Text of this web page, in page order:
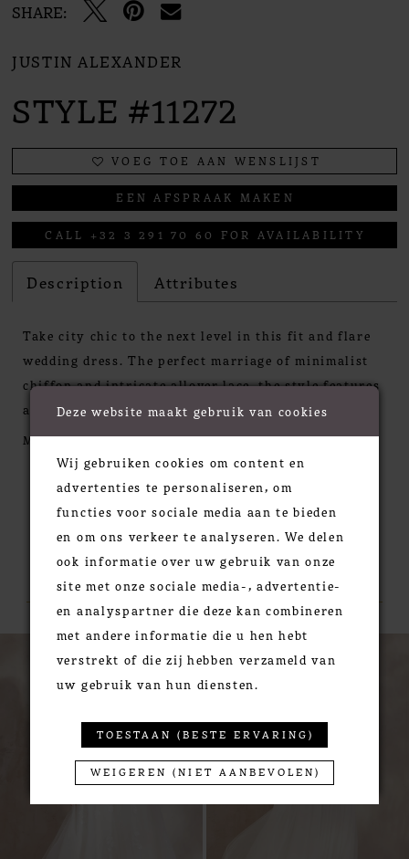
SHARE:
JUSTIN ALEXANDER
STYLE #11272
VOEG TOE AAN WENSLIJST
EEN AFSPRAAK MAKEN
CALL +32 3 291 70 60 FOR AVAILABILITY
Description Attributes
Take city chic to the next level in this fit and flare
wedding dress. The perfect marriage of minimalist
chiffon and intricate allover lace, the style features
a plunging V-neckline accented with side cutouts
and a flattering V-back. A pleated chiffon waistband
slims the figure before creating a delicate self-tie
bow at the back. A scalloped lace with eyelash trim
details the hem and finishes off the sweep length
train.
MORE
RELATED PRODUCTS
Products
Carousel
PAUSE AUTOPLAY
PREVIOUS SLIDE
NEXT SLIDE
Deze website maakt gebruik van cookies
Wij gebruiken cookies om content en
advertenties te personaliseren, om
functies voor sociale media aan te bieden
en om ons verkeer te analyseren. We delen
ook informatie over uw gebruik van onze
site met onze sociale media-, advertentie-
en analyspartner die deze kan combineren
met andere informatie die u hen hebt
verstrekt of die zij hebben verzameld van
uw gebruik van hun diensten.
TOESTAAN (BESTE ERVARING)
WEIGEREN (NIET AANBEVOLEN)